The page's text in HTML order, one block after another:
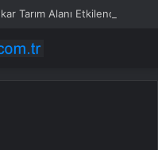
Tarım Alanı Etkilendi